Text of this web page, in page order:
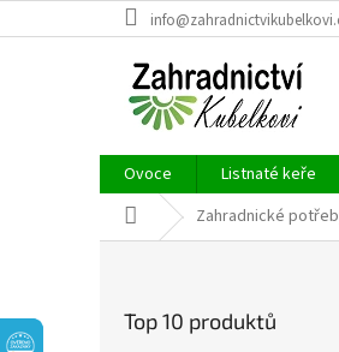
na
Ovoce Listnaté keře
Domů Zahradnické
Top 10 produktů